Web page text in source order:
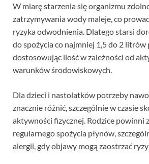
W miarę starzenia się organizmu
zatrzymywania wody maleje, co
ryzyka odwodnienia. Dlatego starsi
do spożycia co najmniej 1,5 do 2 litrów
dostosowując ilość w zależności od
warunków środowiskowych.
Dla dzieci i nastolatków potrzeby
znacznie różnić, szczególnie w czasie
aktywności fizycznej. Rodzice powinni
regularnego spożycia płynów,
alergii, gdy objawy mogą zaostrzać